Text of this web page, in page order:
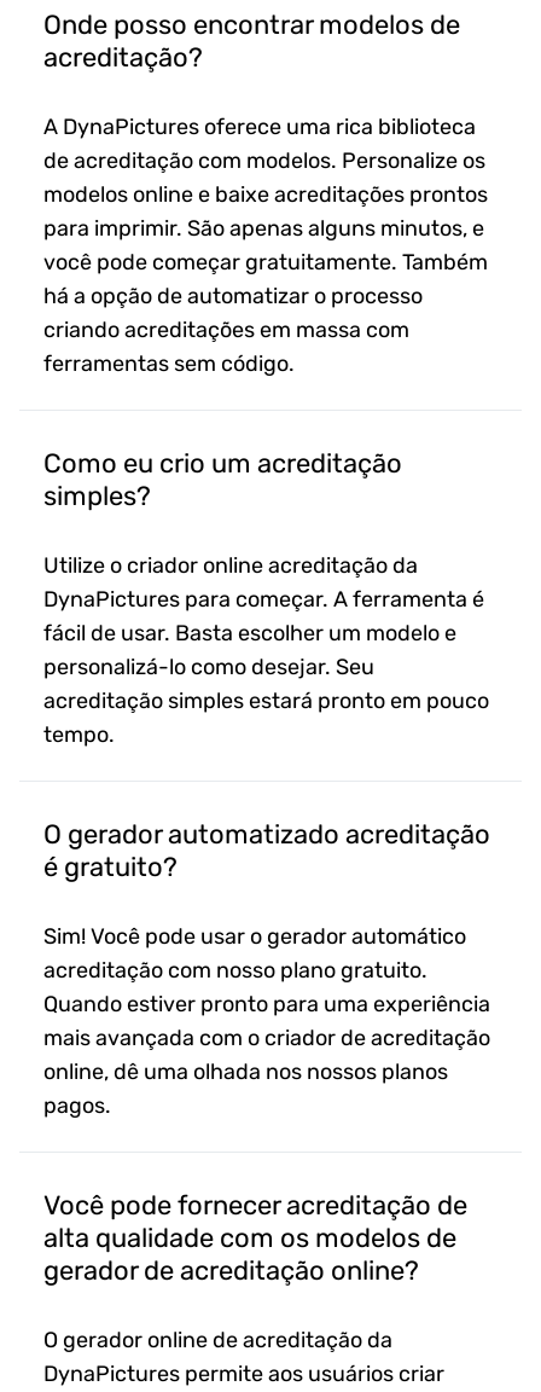
Onde posso encontrar modelos de
acreditação?
A DynaPictures oferece uma rica biblioteca
de acreditação com modelos. Personalize os
modelos online e baixe acreditações prontos
para imprimir. São apenas alguns minutos, e
você pode começar gratuitamente. Também
há a opção de automatizar o processo
criando acreditações em massa com
ferramentas sem código.
Como eu crio um acreditação
simples?
Utilize o criador online acreditação da
DynaPictures para começar. A ferramenta é
fácil de usar. Basta escolher um modelo e
personalizá-lo como desejar. Seu
acreditação simples estará pronto em pouco
tempo.
O gerador automatizado acreditação
é gratuito?
Sim! Você pode usar o gerador automático
acreditação com nosso plano gratuito.
Quando estiver pronto para uma experiência
mais avançada com o criador de acreditação
online, dê uma olhada nos nossos planos
pagos.
Você pode fornecer acreditação de
alta qualidade com os modelos de
gerador de acreditação online?
O gerador online de acreditação da
DynaPictures permite aos usuários criar